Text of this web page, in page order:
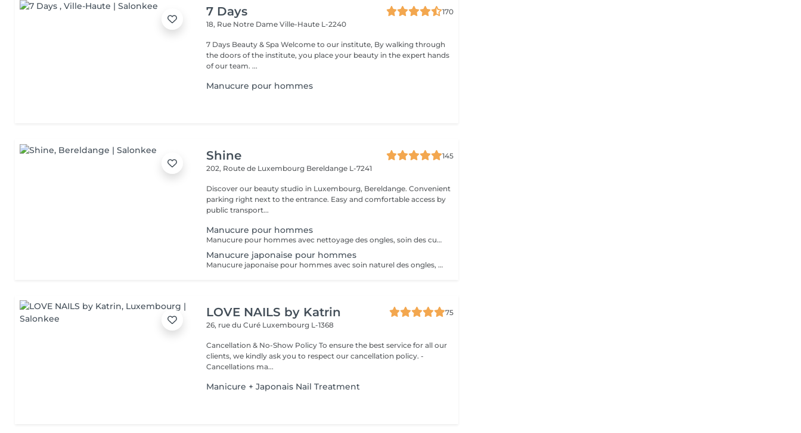
7 Days
170
18, Rue Notre DameVille-Haute L-2240
7 Days Beauty & Spa Welcome to our institute, By walking through
the doors of the institute, you place your beauty in the expert hands
of our team. ...
Manucure pour hommes
Shine
145
202, Route de Luxembourg Bereldange L-7241
Discover our beauty studio in Luxembourg, Bereldange. Convenient
parking right next to the entrance. Easy and comfortable access by
public transport...
Manucure pour hommes
Manucure pour hommes avec nettoyage des ongles, soin des cuticules, mise en forme et hydratation des mains. Idéal pour des mains propres, soignées et naturelles.
Manucure japonaise pour hommes
Manucure japonaise pour hommes avec soin naturel des ongles, polissage avec pâte minérale et poudre nutritive. Renforce les ongles, donne une brillance naturelle et un aspect soigné sans vernis.
LOVE NAILS by Katrin
75
26, rue du Curé Luxembourg L-1368
Cancellation & No-Show Policy To ensure the best service for all our
clients, we kindly ask you to respect our cancellation policy. -
Cancellations ma...
Manicure + Japonais Nail Treatment